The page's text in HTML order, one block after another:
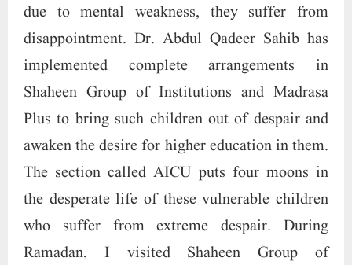
due to mental weakness, they suffer from
disappointment. Dr. Abdul Qadeer Sahib has
implemented complete arrangements in
Shaheen Group of Institutions and Madrasa
Plus to bring such children out of despair and
awaken the desire for higher education in them.
The section called AICU puts four moons in
the desperate life of these vulnerable children
who suffer from extreme despair. During
Ramadan, I visited Shaheen Group of